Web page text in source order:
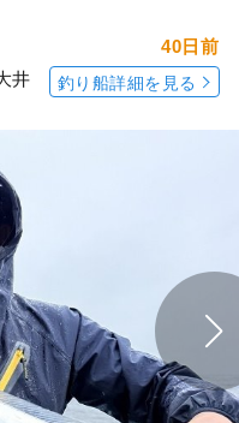
井
40日前
釣り船詳細を見る